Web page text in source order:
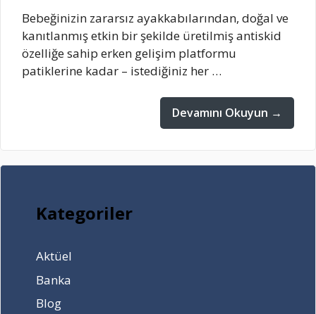
Bebeğinizin zararsız ayakkabılarından, doğal ve
kanıtlanmış etkin bir şekilde üretilmiş antiskid
özelliğe sahip erken gelişim platformu
patiklerine kadar – istediğiniz her …
Devamını Okuyun →
Kategoriler
Aktüel
Banka
Blog